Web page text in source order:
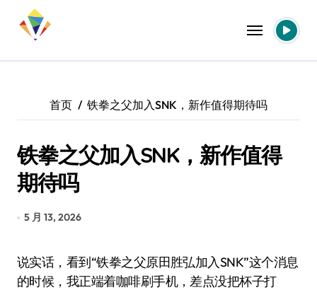
首页 铁拳之父加入SNK，新作值得期待吗
铁拳之父加入SNK，新作值得
期待吗
5 月 13, 2026
说实话，看到“铁拳之父原田胜弘加入SNK”这个消息
的时候，我正端着咖啡刷手机，差点没把杯子打